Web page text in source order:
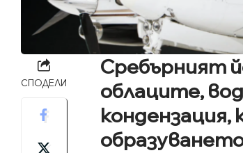
СПОДЕЛИ
Сребърният
облаците,